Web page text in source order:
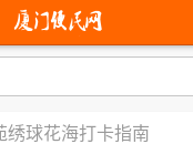
绣球花海打卡指南